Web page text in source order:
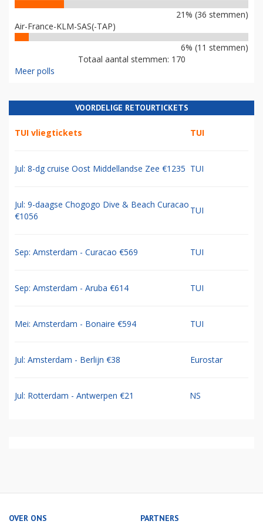
21% (36 stemmen)
Air-France-KLM-SAS(-TAP)
6% (11 stemmen)
Totaal aantal stemmen: 170
Meer polls
VOORDELIGE RETOURTICKETS
TUI vliegtickets TUI
Jul: 8-dg cruise Oost Middellandse Zee €1235 TUI
Jul: 9-daagse Chogogo Dive & Beach Curacao
€1056
TUI
Sep: Amsterdam - Curacao €569 TUI
Sep: Amsterdam - Aruba €614 TUI
Mei: Amsterdam - Bonaire €594 TUI
Jul: Amsterdam - Berlijn €38 Eurostar
Jul: Rotterdam - Antwerpen €21 NS
OVER ONS PARTNERS